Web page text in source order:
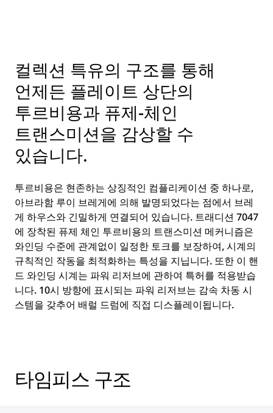
컬렉션 특유의 구조를 통해
언제든 플레이트 상단의
투르비용과 퓨제-체인
트랜스미션을 감상할 수
있습니다.
투르비용은 현존하는 상징적인 컴플리케이션 중 하나로,
아브라함 루이 브레게에 의해 발명되었다는 점에서 브레
게 하우스와 긴밀하게 연결되어 있습니다. 트래디션 7047
에 장착된 퓨제 체인 투르비용의 트랜스미션 메커니즘은
와인딩 수준에 관계없이 일정한 토크를 보장하여, 시계의
규칙적인 작동을 최적화하는 특성을 지닙니다. 또한 이 핸
드 와인딩 시계는 파워 리저브에 관하여 특허를 적용받습
니다. 10시 방향에 표시되는 파워 리저브는 감속 차동 시
스템을 갖추어 배럴 드럼에 직접 디스플레이됩니다.
타임피스 구조